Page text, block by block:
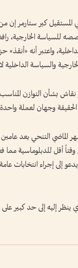
المستقيل كير ستارمر
الخارجية،
والسياسة
بشأن التوازن
الحقيقة وجهان لعملة
الماضي التنحي بعد
أقل للدبلوماسية
إلى إجراء انتخابات
ينظر إليه إلى حد كبير